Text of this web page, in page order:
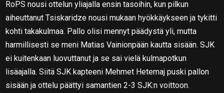
RoPS nousi ottelun yliajalla ensin tasoihin, kun pilkun
aiheuttanut Tsiskaridze nousi mukaan hyökkäykseen ja tykitti
kohti takakulmaa. Pallo olisi mennyt päädystä yli, mutta
harmillisesti se meni Matias Vainionpään kautta sisään. SJK
ei kuitenkaan luovuttanut ja se sai vielä kulmapotkun
lisäajalla. Siitä SJK kapteeni Mehmet Hetemaj puski pallon
sisään ja ottelu päättyi samantien 2-3 SJK:n voittoon.